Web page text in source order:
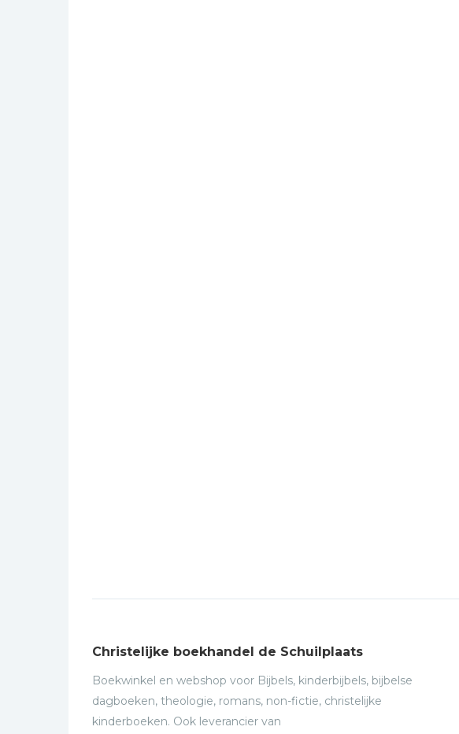
Christelijke boekhandel de Schuilplaats
Boekwinkel en webshop voor Bijbels, kinderbijbels, bijbelse
dagboeken, theologie, romans, non-fictie, christelijke
kinderboeken. Ook leverancier van